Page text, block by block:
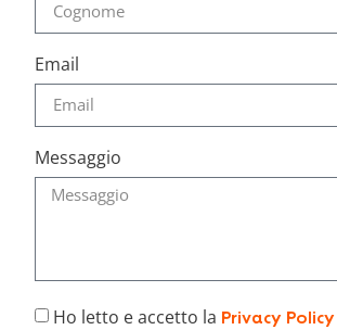
Email
Messaggio
Ho letto e accetto la Privacy Policy